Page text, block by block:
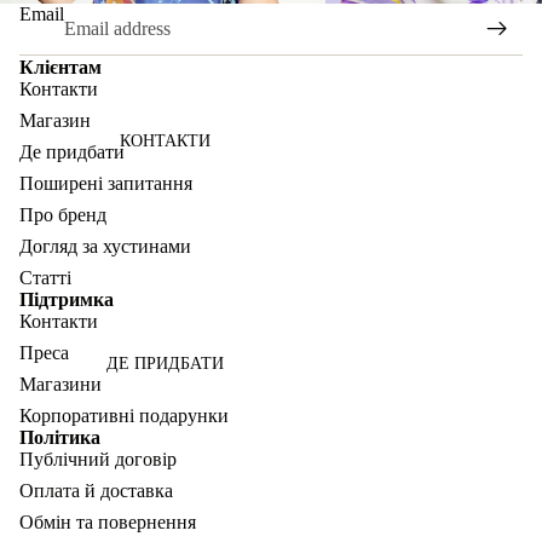
КОНТАКТИ
ДЕ ПРИДБАТИ
Email
Клієнтам
Контакти
Магазин
Де придбати
Поширені запитання
Про бренд
Догляд за хустинами
Статті
Підтримка
Контакти
Преса
Магазини
Корпоративні подарунки
Політика
Публічний договір
Оплата й доставка
Обмін та повернення